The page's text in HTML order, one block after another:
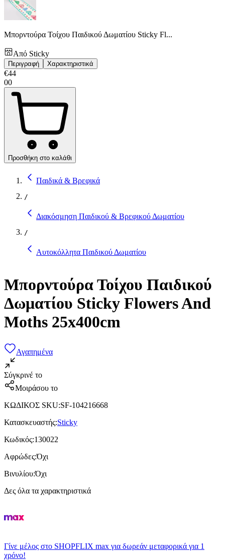
Μπορντούρα Τοίχου Παιδικού Δωματίου Sticky Fl...
Από Sticky
Περιγραφή Χαρακτηριστικά
€44
00
Προσθήκη στο καλάθι
Παιδικά & Βρεφικά
/
Διακόσμηση Παιδικού & Βρεφικού Δωματίου
/
Αυτοκόλλητα Παιδικού Δωματίου
Μπορντούρα Τοίχου Παιδικού
Δωματίου Sticky Flowers And
Moths 25x400cm
Αγαπημένα
Σύγκρινέ το
Μοιράσου το
ΚΩΔΙΚΟΣ SKU:SF-104216668
Κατασκευαστής:Sticky
Κωδικός:130022
Αφρώδες:Όχι
Βινυλίου:Όχι
Δες όλα τα χαρακτηριστικά
Γίνε μέλος στο SHOPFLIX max για δωρεάν μεταφορικά για 1
χρόνο!